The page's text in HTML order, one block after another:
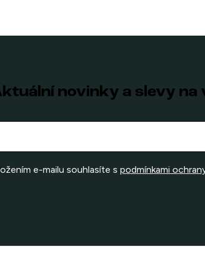
novinky a slevy na
e-mailu souhlasíte s podmínkami